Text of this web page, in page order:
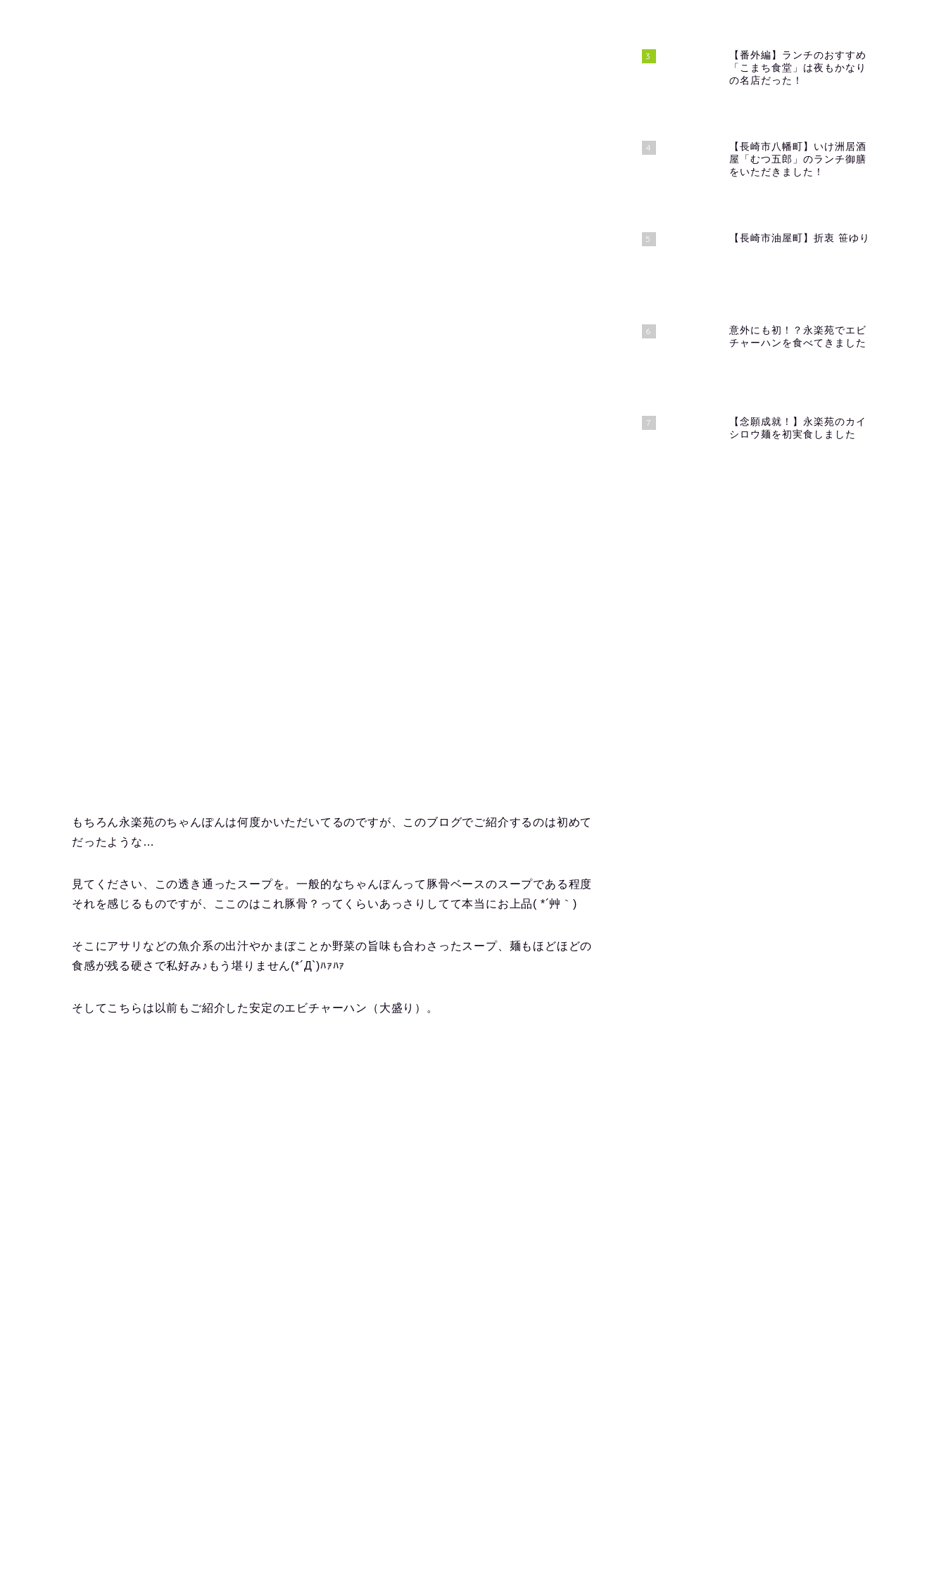
もちろん永楽苑のちゃんぽんは何度かいただいてるのですが、このブログでご紹介するのは初めて
だったような…
見てください、この透き通ったスープを。一般的なちゃんぽんって豚骨ベースのスープである程度
それを感じるものですが、ここのはこれ豚骨？ってくらいあっさりしてて本当にお上品( *´艸｀)
そこにアサリなどの魚介系の出汁やかまぼことか野菜の旨味も合わさったスープ、麺もほどほどの
食感が残る硬さで私好み♪もう堪りません(*´Д`)ﾊｧﾊｧ
そしてこちらは以前もご紹介した安定のエビチャーハン（大盛り）。
3
【番外編】ランチのおすすめ
「こまち食堂」は夜もかなり
の名店だった！
4
【長崎市八幡町】いけ洲居酒
屋「むつ五郎」のランチ御膳
をいただきました！
5 【長崎市油屋町】折衷 笹ゆり
6
意外にも初！？永楽苑でエビ
チャーハンを食べてきました
7
【念願成就！】永楽苑のカイ
シロウ麺を初実食しました